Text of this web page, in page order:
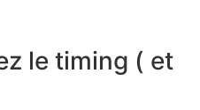
le timing ( et